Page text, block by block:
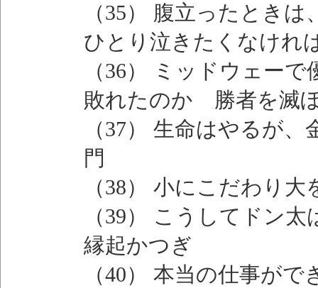
（35） 腹立ったとき
ひとり泣きたくなけれ
（36） ミッドウェー
敗れたのか 勝者を滅
（37） 生命はやるが
門
（38） 小にこだわり
（39） こうしてドン
縁起かつぎ
（40） 本当の仕事が